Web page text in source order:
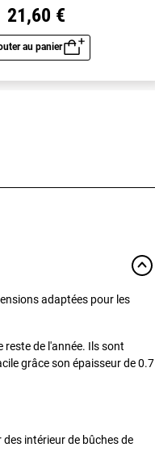
21,60 €
au panier
Aperçu rapide
adaptées pour les
de l'année. Ils sont
grâce son épaisseur de 0.7
intérieur de bûches de